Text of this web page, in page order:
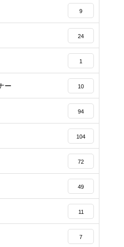
9
24
1
ー 10
94
104
72
49
11
7